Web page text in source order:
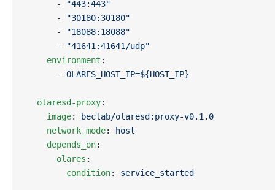
      -
"443:443"
      -
"30180:30180"
      -
"18088:18088"
      -
"41641:41641/udp"
    environment
:
      -
OLARES_HOST_IP=${HOST_IP}
  olaresd-proxy
:
    image
:
beclab/olaresd:proxy-v0.1.0
    network_mode
:
host
    depends_on
:
      olares
:
        condition
: service_started